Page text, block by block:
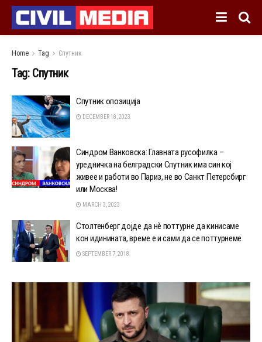
Home Tag Спутник
Tag: Спутник
Спутник опозиција
DECEMBER 18, 2023
Синдром Ванковска: Главната русофилка –
уредничка на белградски Спутник има син кој
живее и работи во Париз, не во Санкт Петерсбирг
или Москва!
MARCH 3, 2023
Столтенберг дојде да нѐ поттурне да кинисаме
кон идинината, време е и сами да се поттурнеме
SEPTEMBER 7, 2018